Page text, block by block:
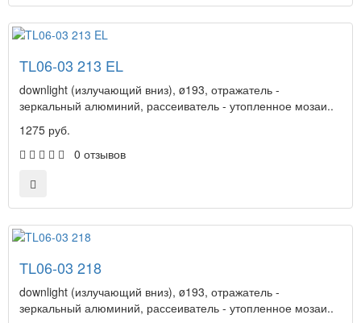
TL06-03 213 EL
downlight (излучающий вниз), ø193, отражатель -
зеркальный алюминий, рассеиватель - утопленное мозаи..
1275 руб.
0 отзывов
TL06-03 218
downlight (излучающий вниз), ø193, отражатель -
зеркальный алюминий, рассеиватель - утопленное мозаи..